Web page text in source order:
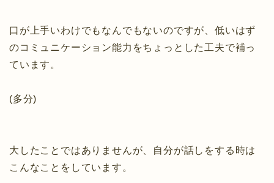
口が上手いわけでもなんでもないのですが、低いはず
のコミュニケーション能力をちょっとした工夫で補っ
ています。
(多分)
大したことではありませんが、自分が話しをする時は
こんなことをしています。